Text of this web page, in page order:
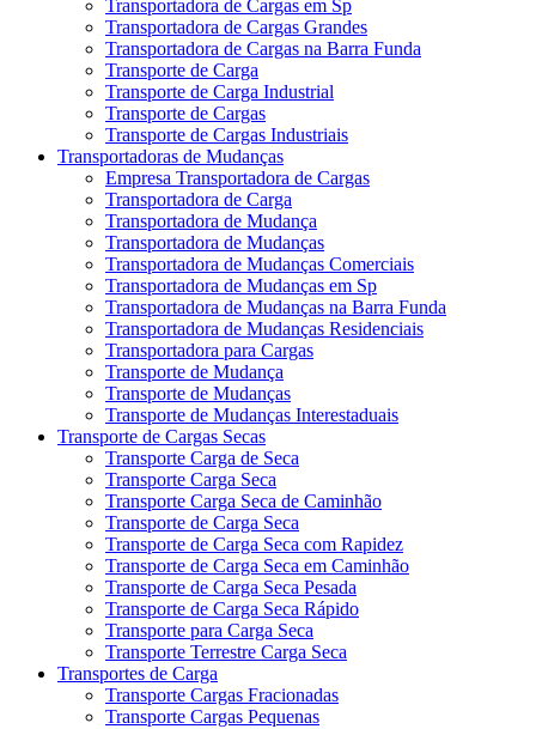
Transportadora de Cargas em Sp
Transportadora de Cargas Grandes
Transportadora de Cargas na Barra Funda
Transporte de Carga
Transporte de Carga Industrial
Transporte de Cargas
Transporte de Cargas Industriais
Transportadoras de Mudanças
Empresa Transportadora de Cargas
Transportadora de Carga
Transportadora de Mudança
Transportadora de Mudanças
Transportadora de Mudanças Comerciais
Transportadora de Mudanças em Sp
Transportadora de Mudanças na Barra Funda
Transportadora de Mudanças Residenciais
Transportadora para Cargas
Transporte de Mudança
Transporte de Mudanças
Transporte de Mudanças Interestaduais
Transporte de Cargas Secas
Transporte Carga de Seca
Transporte Carga Seca
Transporte Carga Seca de Caminhão
Transporte de Carga Seca
Transporte de Carga Seca com Rapidez
Transporte de Carga Seca em Caminhão
Transporte de Carga Seca Pesada
Transporte de Carga Seca Rápido
Transporte para Carga Seca
Transporte Terrestre Carga Seca
Transportes de Carga
Transporte Cargas Fracionadas
Transporte Cargas Pequenas